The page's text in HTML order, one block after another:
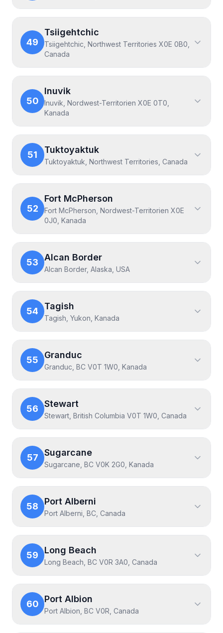
49
Tsiigehtchic
Tsiigehtchic, Northwest Territories X0E 0B0,
Canada
50
Inuvik
Inuvik, Nordwest-Territorien X0E 0T0,
Kanada
51 Tuktoyaktuk
Tuktoyaktuk, Northwest Territories, Canada
52
Fort McPherson
Fort McPherson, Nordwest-Territorien X0E
0J0, Kanada
53 Alcan Border
Alcan Border, Alaska, USA
54 Tagish
Tagish, Yukon, Kanada
55 Granduc
Granduc, BC V0T 1W0, Kanada
56 Stewart
Stewart, British Columbia V0T 1W0, Canada
57 Sugarcane
Sugarcane, BC V0K 2G0, Kanada
58 Port Alberni
Port Alberni, BC, Canada
59 Long Beach
Long Beach, BC V0R 3A0, Canada
60 Port Albion
Port Albion, BC V0R, Canada